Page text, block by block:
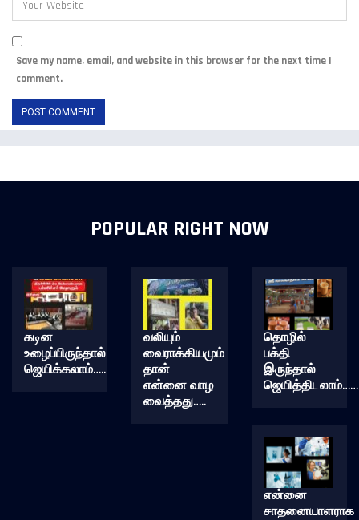
Save my name, email, and website in this browser for the next time I
comment.
POPULAR RIGHT NOW
கடின
உழைப்பிருந்தால்
ஜெயிக்கலாம்…..
வலியும்
வைராக்கியமும்
தான்
என்னை வாழ
வைத்தது…..
தொழில்
பக்தி
இருந்தால்
என்னை
சாதனையாளராக